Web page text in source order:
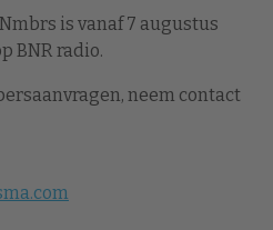
is vanaf 7 augustus
BNR radio.
neem contact